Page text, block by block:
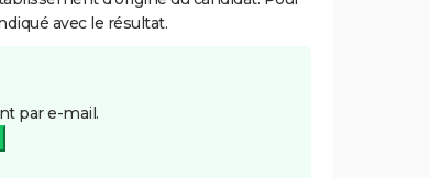
avec le résultat.
par e-mail.